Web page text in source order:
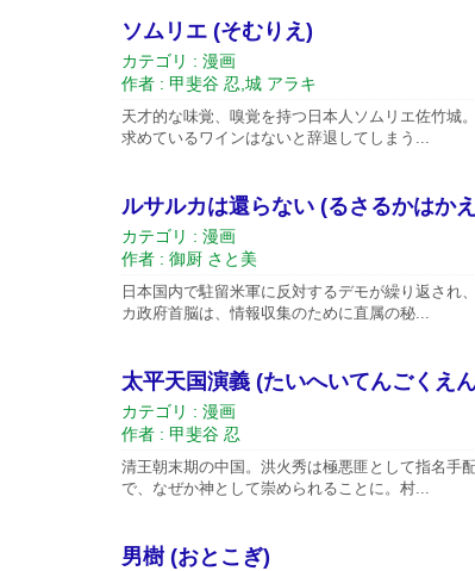
ソムリエ (そむりえ)
カテゴリ : 漫画
作者 : 甲斐谷 忍,城 アラキ
天才的な味覚、嗅覚を持つ日本人ソムリエ佐竹城
求めているワインはないと辞退してしまう...
ルサルカは還らない (るさるかはか
カテゴリ : 漫画
作者 : 御厨 さと美
日本国内で駐留米軍に反対するデモが繰り返され
カ政府首脳は、情報収集のために直属の秘...
太平天国演義 (たいへいてんごくえ
カテゴリ : 漫画
作者 : 甲斐谷 忍
清王朝末期の中国。洪火秀は極悪匪として指名手
で、なぜか神として崇められることに。村...
男樹 (おとこぎ)